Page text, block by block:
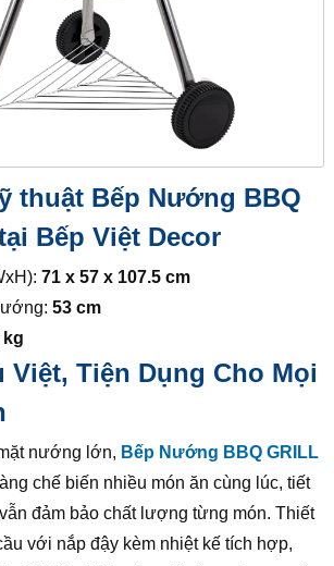
thuật Bếp Nướng BBQ
Bếp Việt Decor
71 x 57 x 107.5 cm
53 cm
kg
Việt, Tiện Dụng Cho Mọi
nướng lớn, Bếp Nướng BBQ GRILL
chế biến nhiều món ăn cùng lúc, tiết
đảm bảo chất lượng từng món. Thiết
với nắp đậy kèm nhiệt kế tích hợp,